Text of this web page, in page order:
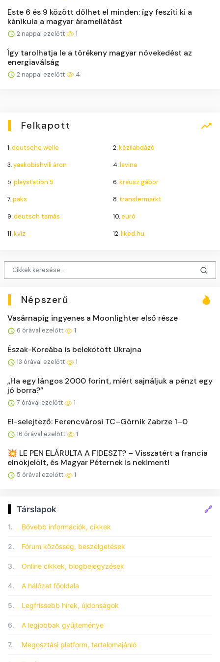
Este 6 és 9 között dőlhet el minden: így feszíti ki a
kánikula a magyar áramellátást
2 nappal ezelőtt 1
Így tarolhatja le a törékeny magyar növekedést az
energiaválság
2 nappal ezelőtt 4
Felkapott
1.deutsche welle 2.kézilabdázó
3.yaakobishvili áron 4.lavina
5.playstation 5 6.krausz gábor
7.paks 8. transfermarkt
9.deutsch tamás 10.euró
11.kvíz 12.liked.hu
Népszerű
Vasárnapig ingyenes a Moonlighter első része
6 órával ezelőtt 1
Észak-Koreába is belekötött Ukrajna
13 órával ezelőtt 1
„Ha egy lángos 2000 forint, miért sajnáljuk a pénzt egy
jó borra?”
7 órával ezelőtt 1
El-selejtező: Ferencvárosi TC–Górnik Zabrze 1–0
16 órával ezelőtt 1
💥 LE PEN ELÁRULTA A FIDESZT? – Visszatért a francia
elnökjelölt, és Magyar Péternek is nekiment!
5 órával ezelőtt 1
Társlapok 🔗
1. Bővebb információk, cikkek
2. Fórum közösség, beszélgetések
3. Online cikkek, blogbejegyzések
4. A hálózat főoldala
5. Legfrissebb hírek, újdonságok
6. A legjobbak gyűjteménye
7. Megosztási platform, tartalomajánló